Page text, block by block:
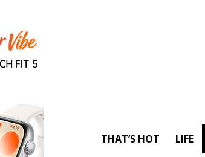
THAT’S HOT LIFE